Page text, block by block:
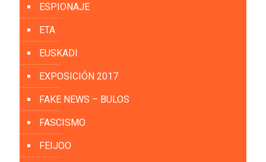
ESPIONAJE
ETA
EUSKADI
EXPOSICIÓN 2017
FAKE NEWS – BULOS
FASCISMO
FEIJOO